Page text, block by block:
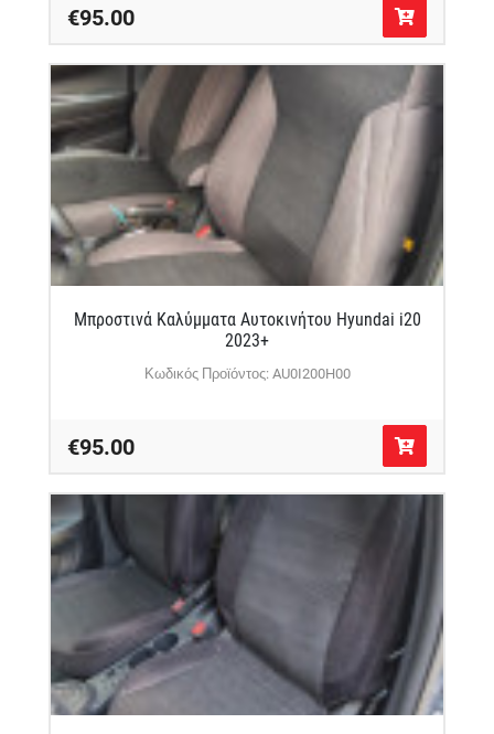
€95.00
Μπροστινά Καλύμματα Αυτοκινήτου Hyundai i20
2023+
Κωδικός Προϊόντος: AU0I200H00
€95.00